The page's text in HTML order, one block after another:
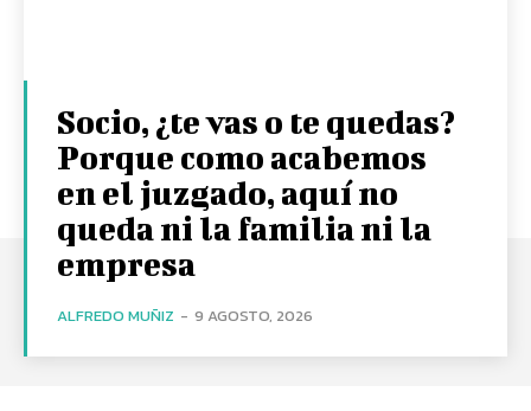
Socio, ¿te vas o te quedas?
Porque como acabemos
en el juzgado, aquí no
queda ni la familia ni la
empresa
ALFREDO MUÑIZ - 9 AGOSTO, 2026